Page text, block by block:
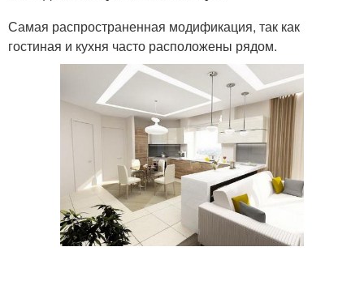
Самая распространенная модификация, так как
гостиная и кухня часто расположены рядом.